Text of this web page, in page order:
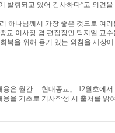
발휘되고 있어 감사하다”고 의견
하나님께서 가장 좋은 것으로 여
교 이사장 겸 편집장인 탁지일 교수
복을 위해 용기 있는 외침을 세상
용은 월간 「 현대종교 」 12월호에서
용을 기초로 기사작성 시 출처를 밝